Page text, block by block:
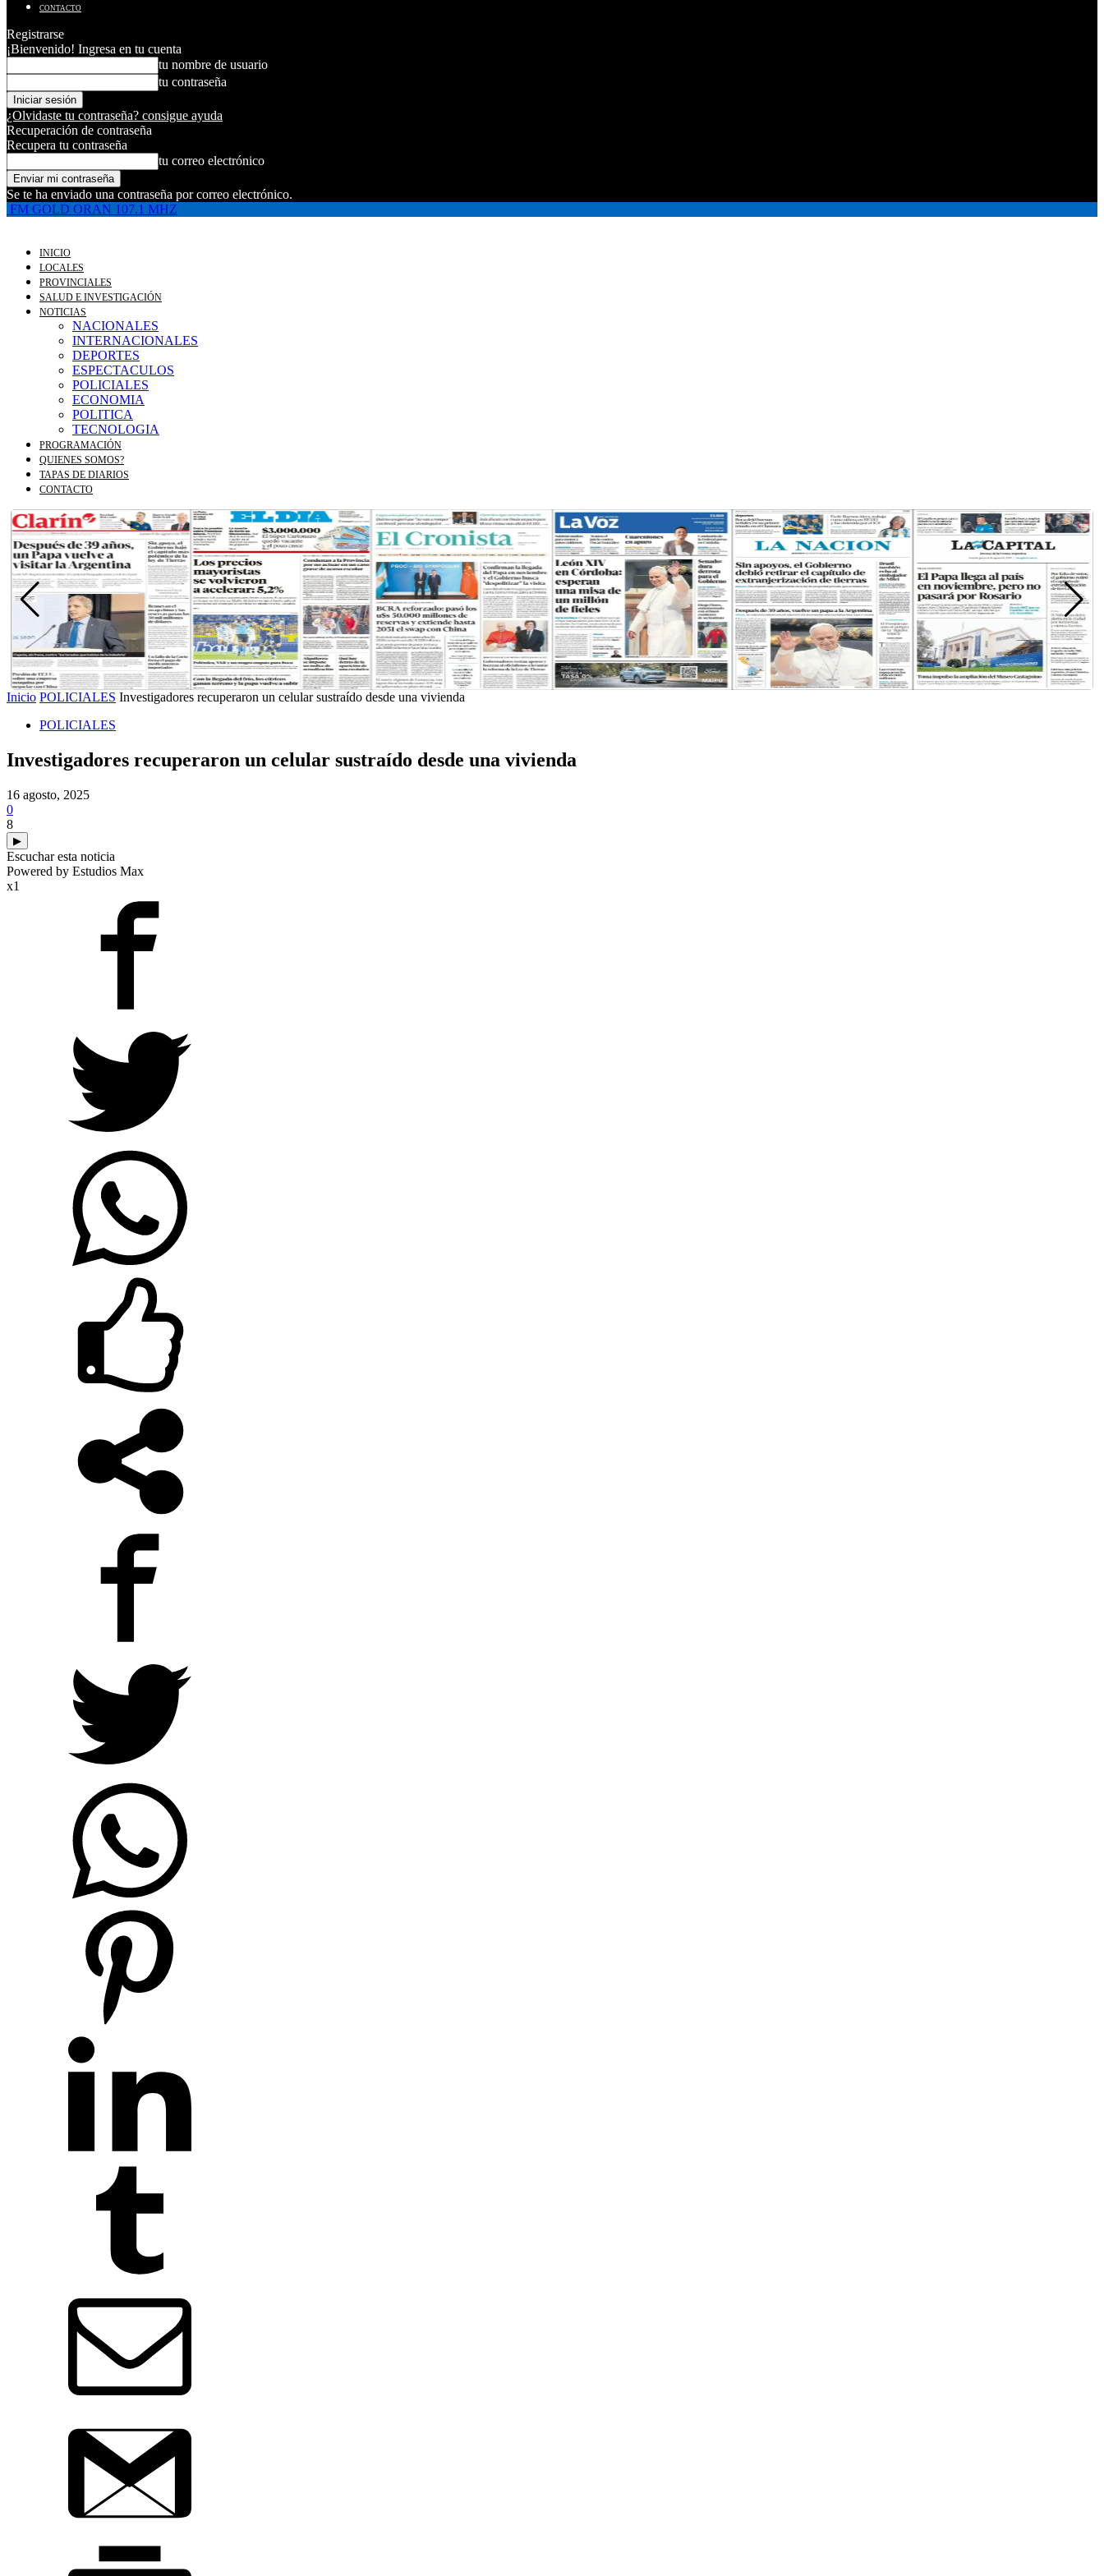
CONTACTO
Registrarse
¡Bienvenido! Ingresa en tu cuenta
tu nombre de usuario
tu contraseña
¿Olvidaste tu contraseña? consigue ayuda
Recuperación de contraseña
Recupera tu contraseña
tu correo electrónico
Se te ha enviado una contraseña por correo electrónico.
FM GOLD ORAN 107.1 MHZ
INICIO
LOCALES
PROVINCIALES
SALUD E INVESTIGACIÓN
NOTICIAS
NACIONALES
INTERNACIONALES
DEPORTES
ESPECTACULOS
POLICIALES
ECONOMIA
POLITICA
TECNOLOGIA
PROGRAMACIÓN
QUIENES SOMOS?
TAPAS DE DIARIOS
CONTACTO
Inicio POLICIALES Investigadores recuperaron un celular sustraído desde una vivienda
POLICIALES
Investigadores recuperaron un celular sustraído desde una vivienda
16 agosto, 2025
0
8
▶
Escuchar esta noticia
Powered by Estudios Max
x1